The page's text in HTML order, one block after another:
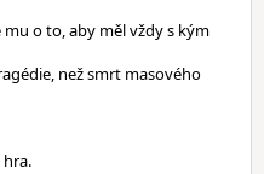
o to, aby měl vždy s kým
než smrt masového
hra.